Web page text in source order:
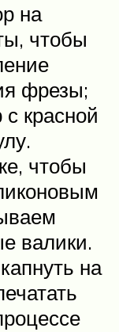
на
чтобы
фрезы;
красной
чтобы
валики.
на